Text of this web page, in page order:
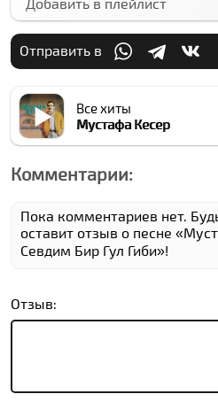
Отправить в
Все хиты
Мустафа Кесер
Комментарии:
Пока комментариев нет.
оставит отзыв о песне
Севдим Бир Гул Гиби»!
Отзыв: